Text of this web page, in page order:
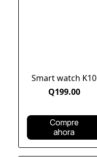
Smart watch K10
Q199.00
Compre
ahora